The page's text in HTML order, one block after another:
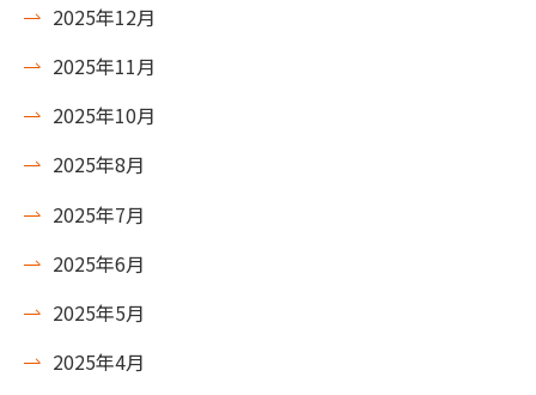
2025年12月
2025年11月
2025年10月
2025年8月
2025年7月
2025年6月
2025年5月
2025年4月